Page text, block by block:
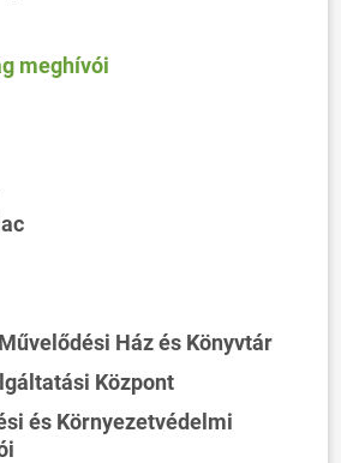
meghívói
Ház és Könyvtár
Központ
és Környezetvédelmi